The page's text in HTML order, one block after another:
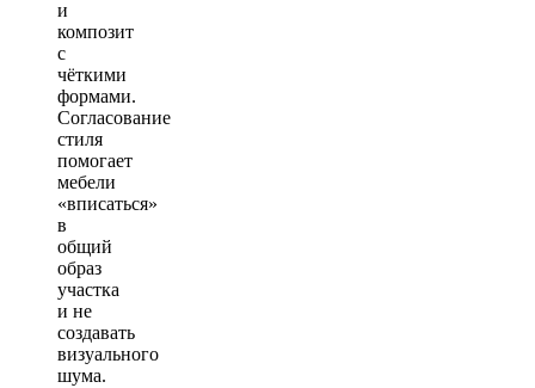
и
композит
с
чёткими
формами.
Согласование
стиля
помогает
мебели
«вписаться»
в
общий
образ
участка
и не
создавать
визуального
шума.